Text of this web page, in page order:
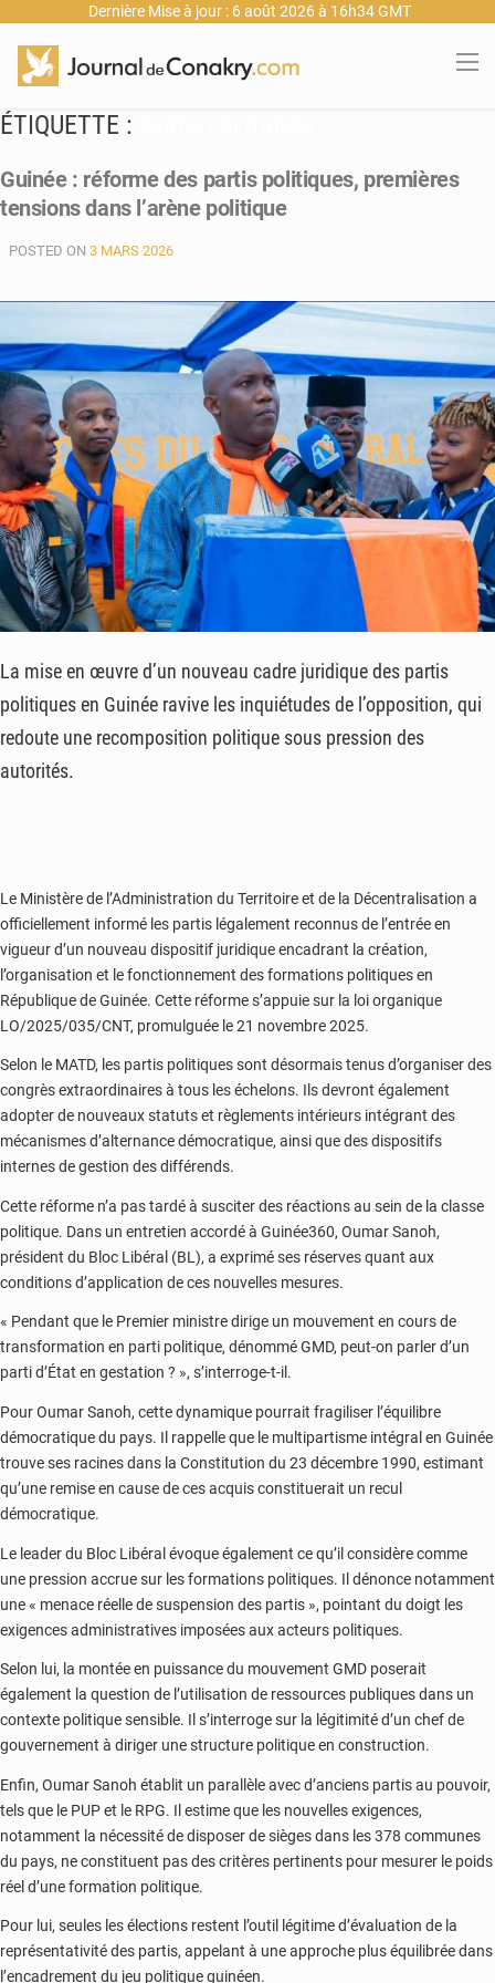
Dernière Mise à jour : 6 août 2026 à 16h34 GMT
ÉTIQUETTE :
Guinée : réforme des partis politiques, premières
tensions dans l’arène politique
POSTED ON 3 MARS 2026
La mise en œuvre d’un nouveau cadre juridique des partis
politiques en Guinée ravive les inquiétudes de l’opposition, qui
redoute une recomposition politique sous pression des
autorités.
Le Ministère de l’Administration du Territoire et de la Décentralisation a
officiellement informé les partis légalement reconnus de l’entrée en
vigueur d’un nouveau dispositif juridique encadrant la création,
l’organisation et le fonctionnement des formations politiques en
République de Guinée. Cette réforme s’appuie sur la loi organique
LO/2025/035/CNT, promulguée le 21 novembre 2025.
Selon le MATD, les partis politiques sont désormais tenus d’organiser des
congrès extraordinaires à tous les échelons. Ils devront également
adopter de nouveaux statuts et règlements intérieurs intégrant des
mécanismes d’alternance démocratique, ainsi que des dispositifs
internes de gestion des différends.
Cette réforme n’a pas tardé à susciter des réactions au sein de la classe
politique. Dans un entretien accordé à Guinée360, Oumar Sanoh,
président du Bloc Libéral (BL), a exprimé ses réserves quant aux
conditions d’application de ces nouvelles mesures.
« Pendant que le Premier ministre dirige un mouvement en cours de
transformation en parti politique, dénommé GMD, peut-on parler d’un
parti d’État en gestation ? », s’interroge-t-il.
Pour Oumar Sanoh, cette dynamique pourrait fragiliser l’équilibre
démocratique du pays. Il rappelle que le multipartisme intégral en Guinée
trouve ses racines dans la Constitution du 23 décembre 1990, estimant
qu’une remise en cause de ces acquis constituerait un recul
démocratique.
Le leader du Bloc Libéral évoque également ce qu’il considère comme
une pression accrue sur les formations politiques. Il dénonce notamment
une « menace réelle de suspension des partis », pointant du doigt les
exigences administratives imposées aux acteurs politiques.
Selon lui, la montée en puissance du mouvement GMD poserait
également la question de l’utilisation de ressources publiques dans un
contexte politique sensible. Il s’interroge sur la légitimité d’un chef de
gouvernement à diriger une structure politique en construction.
Enfin, Oumar Sanoh établit un parallèle avec d’anciens partis au pouvoir,
tels que le PUP et le RPG. Il estime que les nouvelles exigences,
notamment la nécessité de disposer de sièges dans les 378 communes
du pays, ne constituent pas des critères pertinents pour mesurer le poids
réel d’une formation politique.
Pour lui, seules les élections restent l’outil légitime d’évaluation de la
représentativité des partis, appelant à une approche plus équilibrée dans
l’encadrement du jeu politique guinéen.